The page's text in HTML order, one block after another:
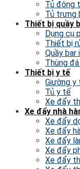
Tủ đông
Tủ trưng
Thiết bị quầy
Dụng cụ
Thiết bị
Quầy bar
Thùng
Thiết bị y tế
Giường y
Tủ y tế
Xe đẩy
Xe đẩy nhà
Xe đẩy
Xe đẩy
Xe đẩy
Xe đẩy
Xe đẩy